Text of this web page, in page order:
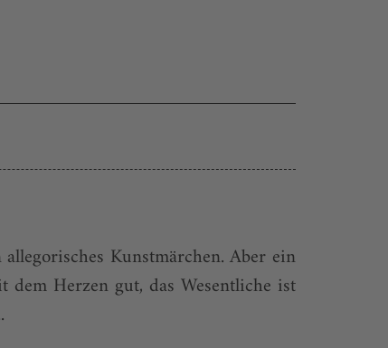
Kunstmärchen. Aber ein
Herzen gut, das Wesentliche ist